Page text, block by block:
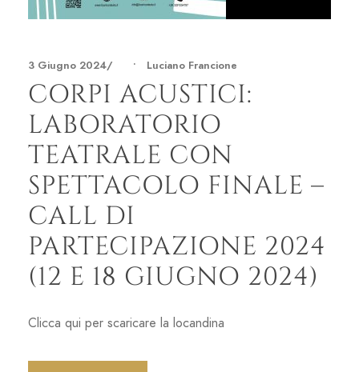
3 Giugno 2024 • Luciano Francione
CORPI ACUSTICI:
LABORATORIO
TEATRALE CON
SPETTACOLO FINALE –
CALL DI
PARTECIPAZIONE 2024
(12 E 18 GIUGNO 2024)
Clicca qui per scaricare la locandina